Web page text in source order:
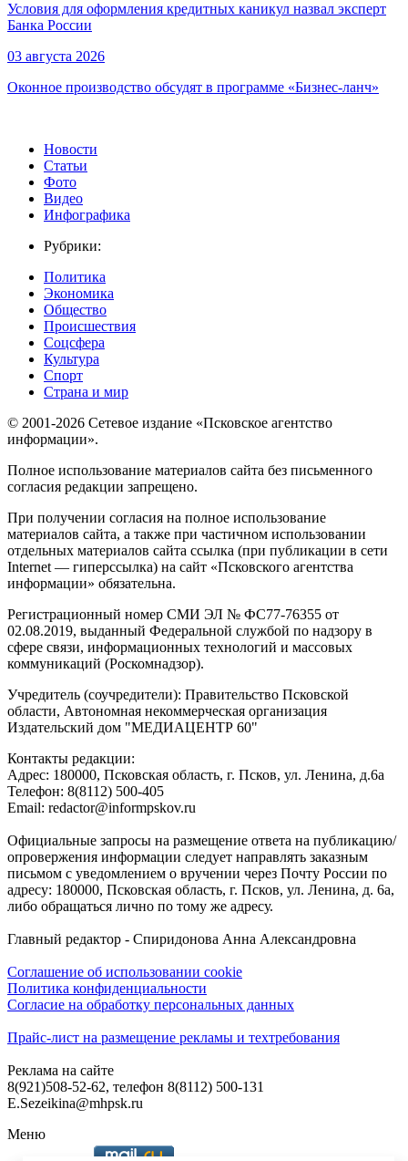
Условия для оформления кредитных каникул назвал эксперт
Банка России
03 августа 2026
Оконное производство обсудят в программе «Бизнес-ланч»
Новости
Статьи
Фото
Видео
Инфографика
Рубрики:
Политика
Экономика
Общество
Происшествия
Соцсфера
Культура
Спорт
Страна и мир
© 2001-2026 Сетевое издание «Псковское агентство
информации».
Полное использование материалов сайта без письменного
согласия редакции запрещено.
При получении согласия на полное использование
материалов сайта, а также при частичном использовании
отдельных материалов сайта ссылка (при публикации в сети
Internet — гиперссылка) на сайт «Псковского агентства
информации» обязательна.
Регистрационный номер СМИ ЭЛ № ФС77-76355 от
02.08.2019, выданный Федеральной службой по надзору в
сфере связи, информационных технологий и массовых
коммуникаций (Роскомнадзор).
Учредитель (соучредители): Правительство Псковской
области, Автономная некоммерческая организация
Издательский дом "МЕДИАЦЕНТР 60"
Контакты редакции:
Адреc: 180000, Псковская область, г. Псков, ул. Ленина, д.6а
Телефон: 8(8112) 500-405
Email: redactor@informpskov.ru
Официальные запросы на размещение ответа на публикацию/
опровержения информации следует направлять заказным
письмом с уведомлением о вручении через Почту России по
адресу: 180000, Псковская область, г. Псков, ул. Ленина, д. 6а,
либо обращаться лично по тому же адресу.
Главный редактор - Спиридонова Анна Александровна
Соглашение об использовании cookie
Политика конфиденциальности
Согласие на обработку персональных данных
Прайс-лист на размещение рекламы и техтребования
Реклама на сайте
8(921)508-52-62, телефон 8(8112) 500-131
E.Sezeikina@mhpsk.ru
Меню